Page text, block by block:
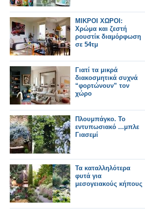
ΜΙΚΡΟΙ ΧΩΡΟΙ:
Χρώμα και ζεστή
ρουστίκ διαμόρφωση
σε 54τμ
Γιατί τα μικρά
διακοσμητικά συχνά
“φορτώνουν” τον
χώρο
Πλουμπάγκο. Το
εντυπωσιακό ...μπλε
Γιασεμί
Τα καταλληλότερα
φυτά για
μεσογειακούς κήπους